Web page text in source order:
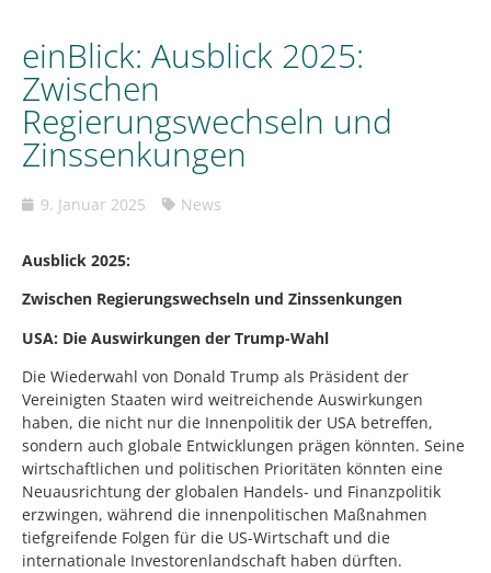
einBlick: Ausblick 2025:
Zwischen
Regierungswechseln und
Zinssenkungen
9. Januar 2025 News
Ausblick 2025:
Zwischen Regierungswechseln und Zinssenkungen
USA: Die Auswirkungen der Trump-Wahl
Die Wiederwahl von Donald Trump als Präsident der
Vereinigten Staaten wird weitreichende Auswirkungen
haben, die nicht nur die Innenpolitik der USA betreffen,
sondern auch globale Entwicklungen prägen könnten. Seine
wirtschaftlichen und politischen Prioritäten könnten eine
Neuausrichtung der globalen Handels- und Finanzpolitik
erzwingen, während die innenpolitischen Maßnahmen
tiefgreifende Folgen für die US-Wirtschaft und die
internationale Investorenlandschaft haben dürften.